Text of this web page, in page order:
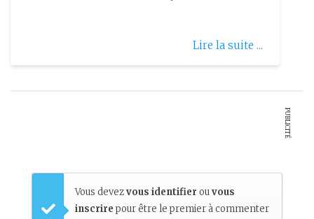
Lire la suite ...
PUBLICITÉ
Vous devezvous identifier ouvous
inscrire pour être le premier à commenter